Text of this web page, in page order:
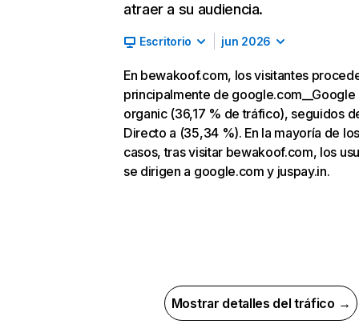
atraer a su audiencia.
Escritorio jun 2026
En bewakoof.com, los visitantes
principalmente de google.com__Google
organic (36,17 % de tráfico), seguidos
Directo a (35,34 %). En la mayoría de los
casos, tras visitar bewakoof.com, los
se dirigen a google.com y juspay.in.
Mostrar detalles del tráfico →